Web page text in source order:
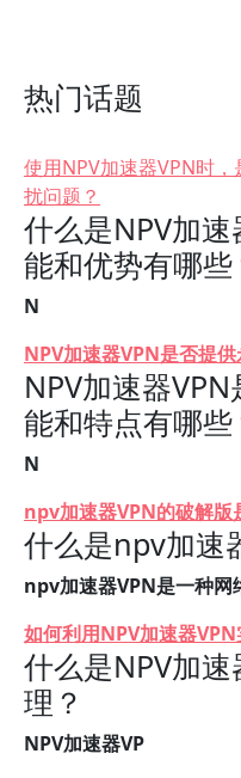
热门话题
使用NPV加速器VPN时
扰问题？
什么是NPV加
能和优势有哪些
N
NPV加速器VPN是否提
NPV加速器
能和特点有哪些
N
npv加速器VPN的破解版
什么是npv加速
npv加速器VPN是一种网
如何利用NPV加速器
什么是NPV加
理？
NPV加速器VP